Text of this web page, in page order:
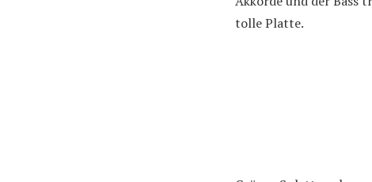
tolle Platte.